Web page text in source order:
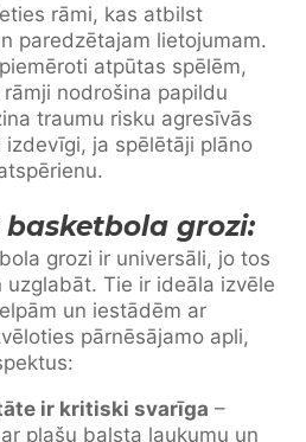
rāmi, kas atbilst
paredzētajam lietojumam.
atpūtas spēlēm,
nodrošina papildu
traumu risku agresīvās
izdevīgi, ja spēlētāji plāno
grozi:
grozi ir universāli, jo tos
Tie ir ideāla izvēle
un iestādēm ar
pārnēsājamo apli,
ir kritiski svarīga –
plašu balsta laukumu un